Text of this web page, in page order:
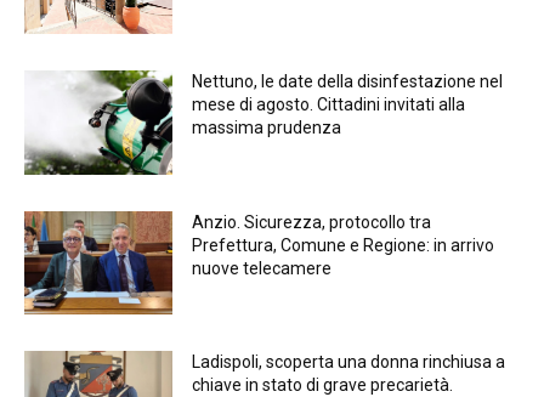
Nettuno, le date della disinfestazione nel
mese di agosto. Cittadini invitati alla
massima prudenza
Anzio. Sicurezza, protocollo tra
Prefettura, Comune e Regione: in arrivo
nuove telecamere
Ladispoli, scoperta una donna rinchiusa a
chiave in stato di grave precarietà.